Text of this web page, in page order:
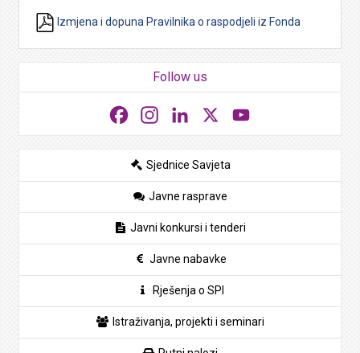
Izmjena i dopuna Pravilnika o raspodjeli iz Fonda
Follow us
FacebookInstagramLinkedIn
Sjednice Savjeta
Javne rasprave
Javni konkursi i tenderi
Javne nabavke
Rješenja o SPI
Istraživanja, projekti i seminari